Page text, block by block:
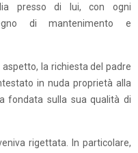
presso di lui, con ogni
di mantenimento e
la richiesta del padre
in nuda proprietà alla
fondata sulla sua qualità di
rigettata. In particolare,